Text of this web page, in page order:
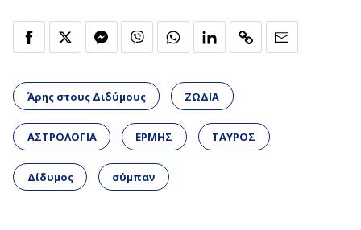
Άρης στους Διδύμους ΖΩΔΙΑ
ΑΣΤΡΟΛΟΓΙΑ ΕΡΜΗΣ ΤΑΥΡΟΣ
Δίδυμος σύμπαν